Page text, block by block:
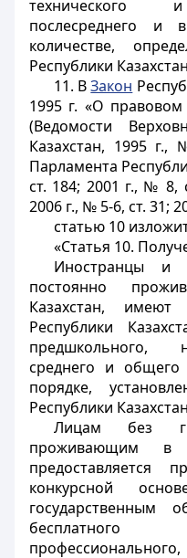
технического и
послесреднего и
количестве,
Республики
11. ВЗакон
1995 г. «О
(Ведомости
Казахстан, 1995
Парламента
ст. 184; 2001 г., № 8,
2006 г., № 5-6, ст. 31;
статью 10
«Статья 10.
Иностранцы и
постоянно
Казахстан,
Республики
предшкольного,
среднего и общего
порядке,
Республики
Лицам без
проживающим в
предоставляется
конкурсной
государственным